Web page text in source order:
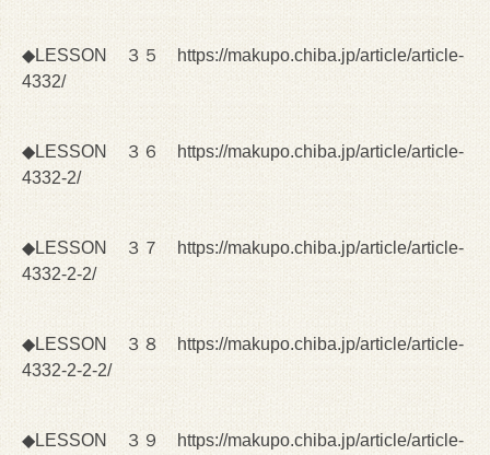
◆LESSON ３５
https://makupo.chiba.jp/article/article-
4332/
◆LESSON ３６
https://makupo.chiba.jp/article/article-
4332-2/
◆LESSON ３７ https://makupo.chiba.jp/article/article-
4332-2-2/
◆LESSON ３８
https://makupo.chiba.jp/article/article-
4332-2-2-2/
◆LESSON ３９
https://makupo.chiba.jp/article/article-